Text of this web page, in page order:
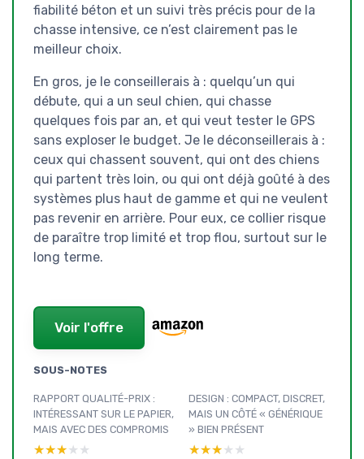
fiabilité béton et un suivi très précis pour de la
chasse intensive, ce n’est clairement pas le
meilleur choix.
En gros, je le conseillerais à : quelqu’un qui
débute, qui a un seul chien, qui chasse
quelques fois par an, et qui veut tester le GPS
sans exploser le budget. Je le déconseillerais à :
ceux qui chassent souvent, qui ont des chiens
qui partent très loin, ou qui ont déjà goûté à des
systèmes plus haut de gamme et qui ne veulent
pas revenir en arrière. Pour eux, ce collier risque
de paraître trop limité et trop flou, surtout sur le
long terme.
Voir l'offre
SOUS-NOTES
RAPPORT QUALITÉ-PRIX :
INTÉRESSANT SUR LE PAPIER,
MAIS AVEC DES COMPROMIS
★★★★★
★★★★★
DESIGN : COMPACT, DISCRET,
MAIS UN CÔTÉ « GÉNÉRIQUE
» BIEN PRÉSENT
★★★★★
★★★★★